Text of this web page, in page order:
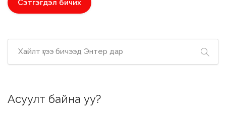
Асуулт байна уу?